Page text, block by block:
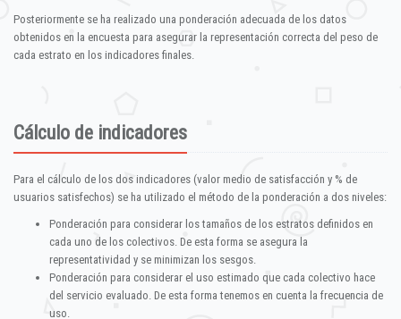
Posteriormente se ha realizado una ponderación adecuada de los datos
obtenidos en la encuesta para asegurar la representación correcta del peso de
cada estrato en los indicadores finales.
Cálculo de indicadores
Para el cálculo de los dos indicadores (valor medio de satisfacción y % de
usuarios satisfechos) se ha utilizado el método de la ponderación a dos niveles:
Ponderación para considerar los tamaños de los estratos definidos en
cada uno de los colectivos. De esta forma se asegura la
representatividad y se minimizan los sesgos.
Ponderación para considerar el uso estimado que cada colectivo hace
del servicio evaluado. De esta forma tenemos en cuenta la frecuencia de
uso.